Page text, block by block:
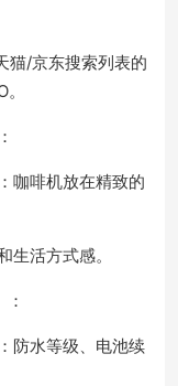
猫/京东搜索列表的
咖啡机放在精致的
生活方式感。
防水等级、电池续